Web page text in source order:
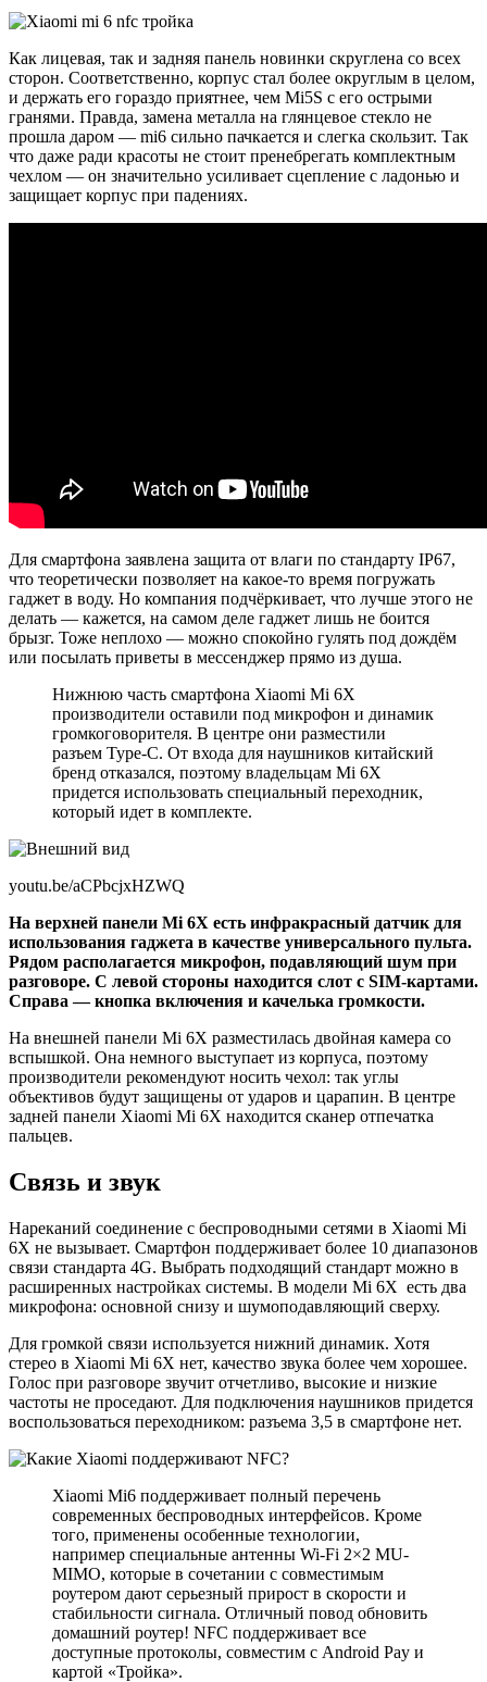
Как лицевая, так и задняя панель новинки скруглена со всех
сторон. Соответственно, корпус стал более округлым в целом,
и держать его гораздо приятнее, чем Mi5S с его острыми
гранями. Правда, замена металла на глянцевое стекло не
прошла даром — mi6 сильно пачкается и слегка скользит. Так
что даже ради красоты не стоит пренебрегать комплектным
чехлом — он значительно усиливает сцепление с ладонью и
защищает корпус при падениях.
Для смартфона заявлена защита от влаги по стандарту IP67,
что теоретически позволяет на какое-то время погружать
гаджет в воду. Но компания подчёркивает, что лучше этого не
делать — кажется, на самом деле гаджет лишь не боится
брызг. Тоже неплохо — можно спокойно гулять под дождём
или посылать приветы в мессенджер прямо из душа.
Нижнюю часть смартфона Xiaomi Mi 6Х
производители оставили под микрофон и динамик
громкоговорителя. В центре они разместили
разъем Type-C. От входа для наушников китайский
бренд отказался, поэтому владельцам Mi 6Х
придется использовать специальный переходник,
который идет в комплекте.
youtu.be/aCPbcjxHZWQ
На верхней панели Mi 6X есть инфракрасный датчик для
использования гаджета в качестве универсального пульта.
Рядом располагается микрофон, подавляющий шум при
разговоре. С левой стороны находится слот с SIM-картами.
Справа — кнопка включения и качелька громкости.
На внешней панели Mi 6X разместилась двойная камера со
вспышкой. Она немного выступает из корпуса, поэтому
производители рекомендуют носить чехол: так углы
объективов будут защищены от ударов и царапин. В центре
задней панели Xiaomi Mi 6Х находится сканер отпечатка
пальцев.
Связь и звук
Нареканий соединение с беспроводными сетями в Xiaomi Mi
6Х не вызывает. Смартфон поддерживает более 10 диапазонов
связи стандарта 4G. Выбрать подходящий стандарт можно в
расширенных настройках системы. В модели Mi 6Х есть два
микрофона: основной снизу и шумоподавляющий сверху.
Для громкой связи используется нижний динамик. Хотя
стерео в Xiaomi Mi 6X нет, качество звука более чем хорошее.
Голос при разговоре звучит отчетливо, высокие и низкие
частоты не проседают. Для подключения наушников придется
воспользоваться переходником: разъема 3,5 в смартфоне нет.
Xiaomi Mi6 поддерживает полный перечень
современных беспроводных интерфейсов. Кроме
того, применены особенные технологии,
например специальные антенны Wi-Fi 2×2 MU-
MIMO, которые в сочетании с совместимым
роутером дают серьезный прирост в скорости и
стабильности сигнала. Отличный повод обновить
домашний роутер! NFC поддерживает все
доступные протоколы, совместим с Android Pay и
картой «Тройка».